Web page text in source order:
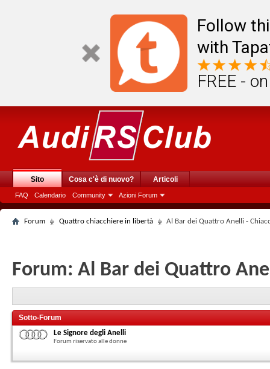
Follow
with
FREE -
Sito
FAQ Calendario Community Azioni Forum
Cosa c'è di nuovo? Articoli
Forum Quattro chiacchiere in libertà Al Bar dei Quattro Anelli -
Forum: Al Bar dei Quattro
Sotto-Forum
Le Signore degli Anelli
Forum riservato alle donne